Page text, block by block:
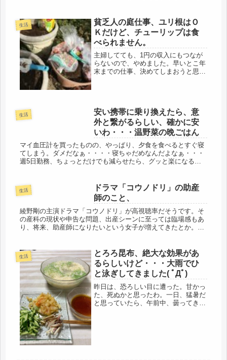
くなって、夜中も、昨夜は、2回起き
たし、寝不足気味。わたしの腸は超元
気...
生活
貧乏人の庭仕事、ユリ根はＯ
Ｋだけど、チューリップは食
べられません。
主婦してても、1円の収入にもつなが
らないので、やめました。早いとこ年
末までの仕事、決めてしまおうと思
期...
生活
安い携帯に乗り換えたら、意
外と繋がるらしい、確かに安
いわ・・・温野菜の晩ごはん
マイ血圧計を買ったものの、やっぱり、夕食を食べるとすぐ寝
てしまう。ダメだなぁ・・・・寝ちゃだめなんだよなぁ・・・
週5日勤務、ちょっとだけでも減らせたら、グッと楽になると
生活
ドラマ「コウノドリ」の助産
師のこと、
綾野剛の主演ドラマ「コウノドリ」が高視聴率だそうです。そ
の産科の現状や申告な問題、出産シーンに至っては臨場感もあ
り、将来、助産師になりたいという女子が増えてきたとか。助
生活
とろろ昆布、絶大な効果があ
るらしいけど・・・大雨でひ
と泳ぎしてきました( ﾟДﾟ)
昨日は、恐ろしい目に遭った。甘かっ
た、死ぬかと思ったわ。一日、猛暑だ
と思っていたら、午前中、曇ってき